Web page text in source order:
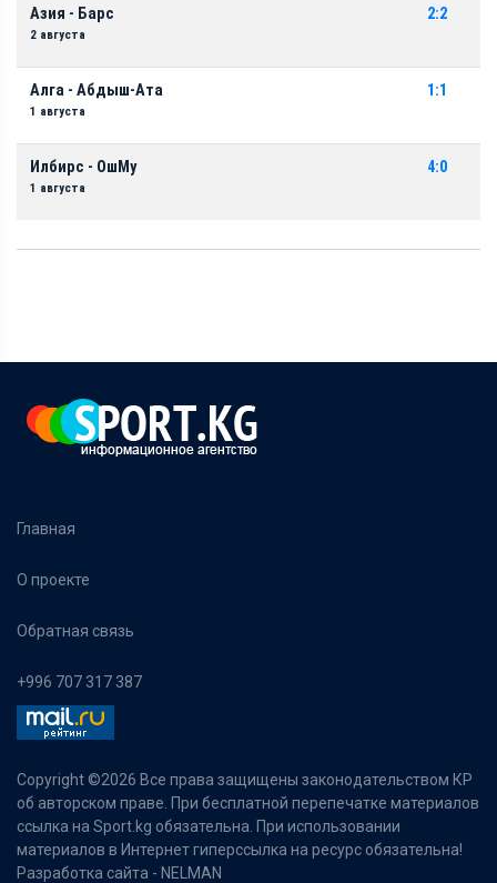
Азия - Барс
2 августа
2:2
Алга - Абдыш-Ата
1 августа
1:1
Илбирс - ОшМу
1 августа
4:0
Главная
О проекте
Обратная связь
+996 707 317 387
Copyright ©2026 Все права защищены законодательством КР
об авторском праве. При бесплатной перепечатке материалов
ссылка на Sport.kg обязательна. При использовании
материалов в Интернет гиперссылка на ресурс обязательна!
Разработка сайта - NELMAN